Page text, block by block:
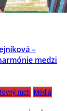
–
medzi
ruch Médiá